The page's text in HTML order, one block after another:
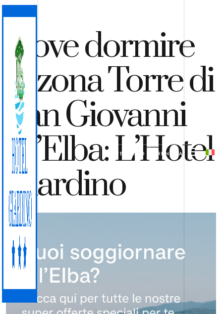
PRENOTA
PREVENTIVO
Dove dormire
in zona Torre di
San Giovanni
all’Elba: L’Hotel
Giardino